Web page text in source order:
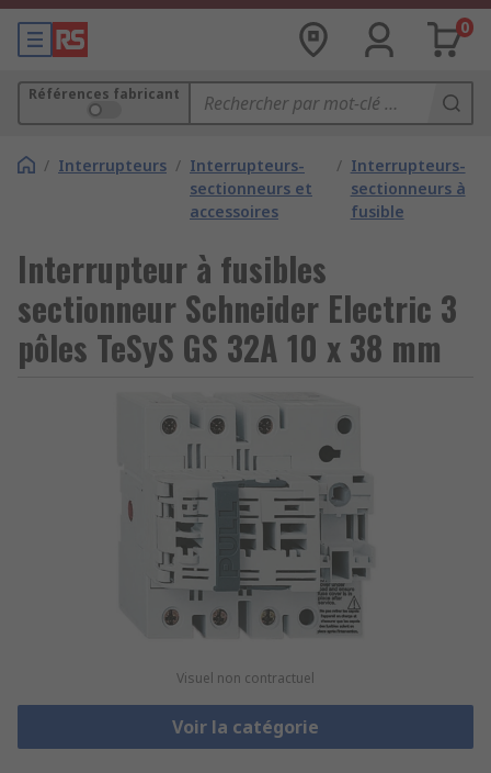
0
Références fabricant
/ Interrupteurs / Interrupteurs-
sectionneurs et
accessoires
/ Interrupteurs-
sectionneurs à
fusible
Interrupteur à fusibles
sectionneur Schneider Electric 3
pôles TeSyS GS 32A 10 x 38 mm
Visuel non contractuel
Voir la catégorie